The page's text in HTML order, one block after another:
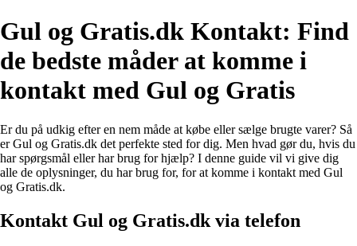
Gul og Gratis.dk Kontakt: Find
de bedste måder at komme i
kontakt med Gul og Gratis
Er du på udkig efter en nem måde at købe eller sælge brugte varer? Så
er Gul og Gratis.dk det perfekte sted for dig. Men hvad gør du, hvis du
har spørgsmål eller har brug for hjælp? I denne guide vil vi give dig
alle de oplysninger, du har brug for, for at komme i kontakt med Gul
og Gratis.dk.
Kontakt Gul og Gratis.dk via telefon